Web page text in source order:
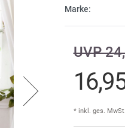
Marke:
UVP
* inkl. ges.